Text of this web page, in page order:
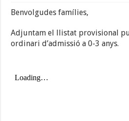
Benvolgudes famílies,
Adjuntam el llistat provisional
ordinari d’admissió a 0-3 anys.